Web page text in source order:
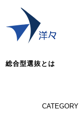
総合型選抜とは
CATEGORY